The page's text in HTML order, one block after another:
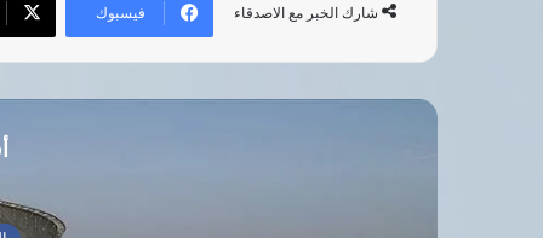
شارك الخبر مع الاصدقاء فيسبوك